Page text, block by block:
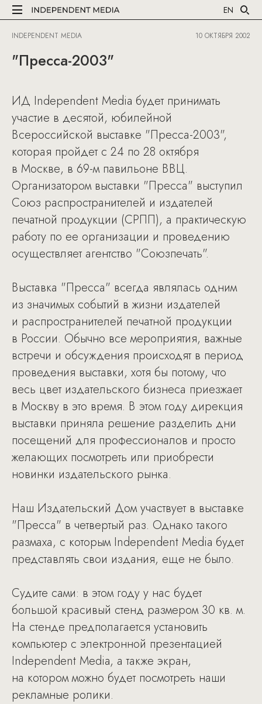
EN
INDEPENDENT MEDIA 10 ОКТЯБРЯ 2002
"Пресса-2003"
ИД Independent Media будет принимать
участие в десятой, юбилейной
Всероссийской выставке "Пресса-2003",
которая пройдет с 24 по 28 октября
в Москве, в 69-м павильоне ВВЦ.
Организатором выставки "Пресса" выступил
Союз распространителей и издателей
печатной продукции (СРПП), а практическую
работу по ее организации и проведению
осуществляет агентство "Союзпечать".
Выставка "Пресса" всегда являлась одним
из значимых событий в жизни издателей
и распространителей печатной продукции
в России. Обычно все мероприятия, важные
встречи и обсуждения происходят в период
проведения выставки, хотя бы потому, что
весь цвет издательского бизнеса приезжает
в Москву в это время. В этом году дирекция
выставки приняла решение разделить дни
посещений для профессионалов и просто
желающих посмотреть или приобрести
новинки издательского рынка.
Наш Издательский Дом участвует в выставке
"Пресса" в четвертый раз. Однако такого
размаха, с которым Independent Media будет
представлять свои издания, еще не было.
Судите сами: в этом году у нас будет
большой красивый стенд размером 30 кв. м.
На стенде предполагается установить
компьютер с электронной презентацией
Independent Media, а также экран,
на котором можно будет посмотреть наши
рекламные ролики.